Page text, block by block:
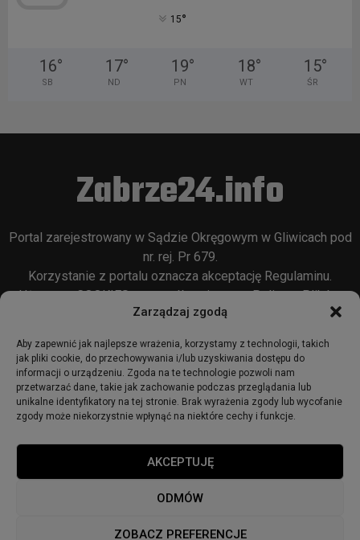
Zarządzaj zgodą
Aby zapewnić jak najlepsze wrażenia, korzystamy z technologii, takich
jak pliki cookie, do przechowywania i/lub uzyskiwania dostępu do
informacji o urządzeniu. Zgoda na te technologie pozwoli nam
przetwarzać dane, takie jak zachowanie podczas przeglądania lub
unikalne identyfikatory na tej stronie. Brak wyrażenia zgody lub wycofanie
zgody może niekorzystnie wpłynąć na niektóre cechy i funkcje.
AKCEPTUJĘ
ODMÓW
ZOBACZ PREFERENCJE
15°
16°
SB
17°
ND
19°
PN
18°
WT
15°
ŚR
Zabrze24.info
Portal zarejestrowany w Sądzie Okręgowym w Gliwicach pod
nr. rej. Pr 679.
Korzystanie z portalu oznacza akceptację Regulaminu.
Używamy COOKIES w sposób opisany wPolityce Plików
Cookie
© 2018 - zabrze24.info.
Polityka Prywatności
Polityka cookies